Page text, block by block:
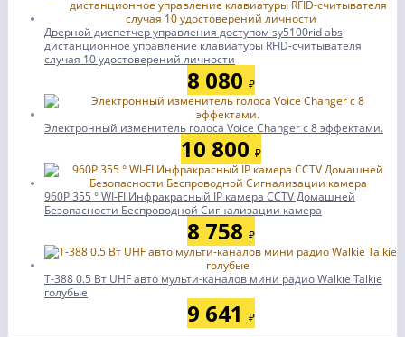
Дверной диспетчер управления доступом sy5100rid abs
дистанционное управление клавиатуры RFID-считывателя
случая 10 удостоверений личности
8 080 ₽
Электронный изменитель голоса Voice Changer с 8 эффектами.
10 800 ₽
960P 355 ° WI-FI Инфракрасный IP камера CCTV Домашней
Безопасности Беспроводной Сигнализации камера
8 758 ₽
T-388 0.5 Вт UHF авто мульти-каналов мини радио Walkie Talkie
голубые
9 641 ₽